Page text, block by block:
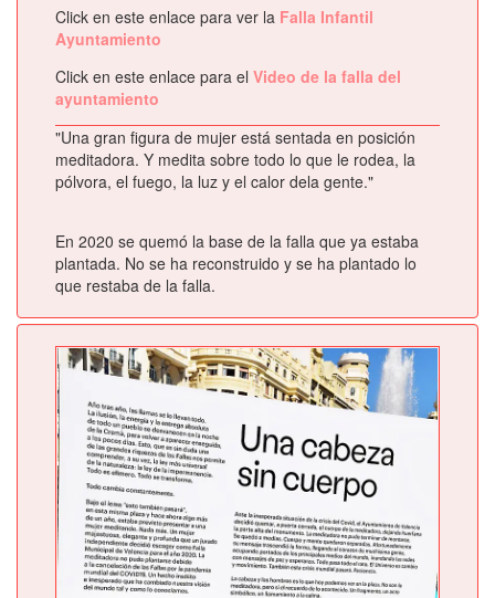
Click en este enlace para ver la Falla Infantil
Ayuntamiento
Click en este enlace para el Video de la falla del
ayuntamiento
"Una gran figura de mujer está sentada en posición
meditadora. Y medita sobre todo lo que le rodea, la
pólvora, el fuego, la luz y el calor dela gente."
En 2020 se quemó la base de la falla que ya estaba
plantada. No se ha reconstruido y se ha plantado lo
que restaba de la falla.